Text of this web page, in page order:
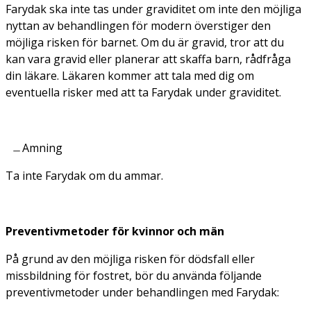
Farydak ska inte tas under graviditet om inte den möjliga
nyttan av behandlingen för modern överstiger den
möjliga risken för barnet. Om du är gravid, tror att du
kan vara gravid eller planerar att skaffa barn, rådfråga
din läkare. Läkaren kommer att tala med dig om
eventuella risker med att ta Farydak under graviditet.
Amning
Ta inte Farydak om du ammar.
Preventivmetoder för kvinnor och män
På grund av den möjliga risken för dödsfall eller
missbildning för fostret, bör du använda följande
preventivmetoder under behandlingen med Farydak: